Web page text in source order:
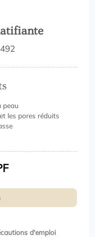
peau
les pores réduits
d'emploi